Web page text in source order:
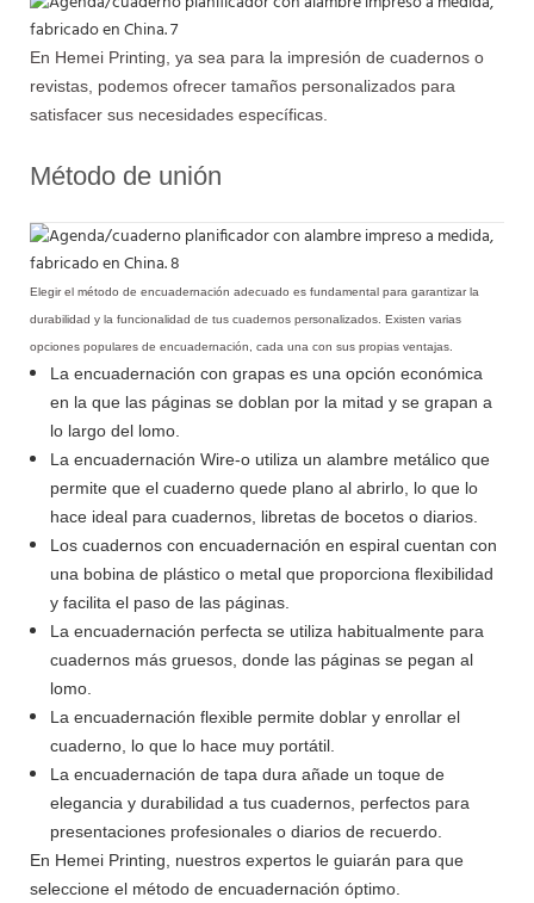
En Hemei Printing, ya sea para la impresión de cuadernos o
revistas, podemos ofrecer tamaños personalizados para
satisfacer sus necesidades específicas.
Método de unión
Elegir el método de encuadernación adecuado es fundamental para garantizar la
durabilidad y la funcionalidad de tus cuadernos personalizados. Existen varias
opciones populares de encuadernación, cada una con sus propias ventajas.
La encuadernación con grapas es una opción económica
en la que las páginas se doblan por la mitad y se grapan a
lo largo del lomo.
La encuadernación Wire-o utiliza un alambre metálico que
permite que el cuaderno quede plano al abrirlo, lo que lo
hace ideal para cuadernos, libretas de bocetos o diarios.
Los cuadernos con encuadernación en espiral cuentan con
una bobina de plástico o metal que proporciona flexibilidad
y facilita el paso de las páginas.
La encuadernación perfecta se utiliza habitualmente para
cuadernos más gruesos, donde las páginas se pegan al
lomo.
La encuadernación flexible permite doblar y enrollar el
cuaderno, lo que lo hace muy portátil.
La encuadernación de tapa dura añade un toque de
elegancia y durabilidad a tus cuadernos, perfectos para
presentaciones profesionales o diarios de recuerdo.
En Hemei Printing, nuestros expertos le guiarán para que
seleccione el método de encuadernación óptimo.